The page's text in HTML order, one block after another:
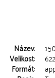
Název:
Velikost:
Formát: